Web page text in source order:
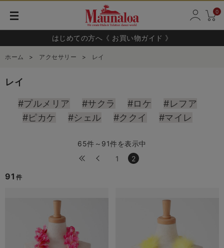
0
はじめての方へ《 お買い物ガイド 》
ホーム > アクセサリー > レイ
レイ
#プルメリア #サクラ #ロケ
#レフア
#ピカケ
#シェル #ククイ #マイレ
65件～91件を表示中
1
2
91 件